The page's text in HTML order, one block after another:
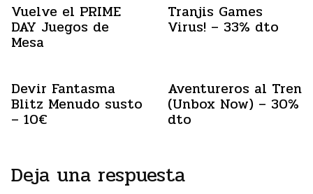
Vuelve el PRIME
DAY Juegos de
Mesa
Tranjis Games
Virus! – 33% dto
Devir Fantasma
Blitz Menudo susto
– 10€
Aventureros al Tren
(Unbox Now) – 30%
dto
Deja una respuesta